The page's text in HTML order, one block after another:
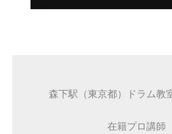
森下駅（東京都）ドラム教
在籍プロ講師